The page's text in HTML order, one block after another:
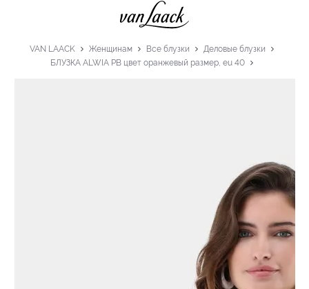
VAN LAACK Женщинам Все блузки
Деловые блузки
БЛУЗКА ALWIA PB цвет оранжевый размер, eu 40